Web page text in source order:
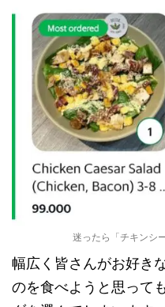
迷ったら「チキンシ
幅広く皆さんがお好
のを食べようと思って